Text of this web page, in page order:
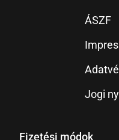
ÁSZF
Jogi
Fizetési módok